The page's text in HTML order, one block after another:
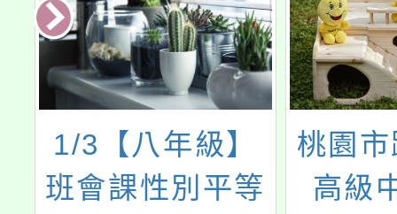
1/3【八年級】
班會課性別平等
桃園
高級